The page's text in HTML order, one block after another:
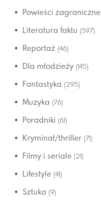
Powieści zagraniczne
Literatura faktu (597)
Reportaż (46)
Dla młodzieży (145)
Fantastyka (295)
Muzyka (76)
Poradniki (61)
Kryminał/thriller (71)
Filmy i seriale (21)
Lifestyle (41)
Sztuka (9)